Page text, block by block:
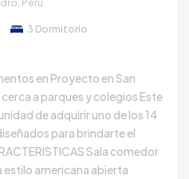
Perú
3 Dormitorio
en Proyecto en San
a parques y colegios Este
de adquirir uno de los 14
para brindarte el
Sala comedor
americana abierta